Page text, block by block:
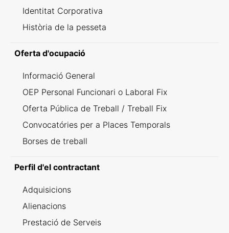
Identitat Corporativa
Història de la pesseta
Oferta d'ocupació
Informació General
OEP Personal Funcionari o Laboral Fix
Oferta Pública de Treball / Treball Fix
Convocatóries per a Places Temporals
Borses de treball
Perfil d'el contractant
Adquisicions
Alienacions
Prestació de Serveis